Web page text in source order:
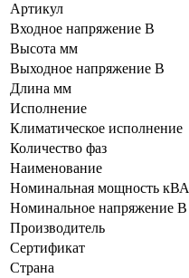
Артикул
Входное напряжение В
Высота мм
Выходное напряжение В
Длина мм
Исполнение
Климатическое исполнение
Количество фаз
Наименование
Номинальная мощность кВА
Номинальное напряжение В
Производитель
Сертификат
Страна